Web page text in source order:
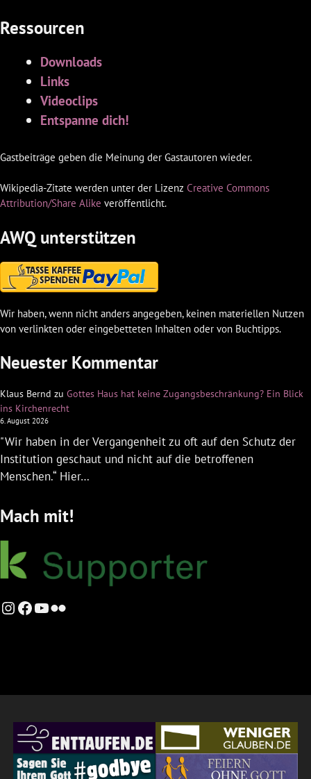
Ressourcen
Downloads
Links
Videoclips
Entspanne dich!
Gastbeiträge geben die Meinung der Gastautoren wieder.
Wikipedia-Zitate werden unter der Lizenz Creative Commons
Attribution/Share Alike veröffentlicht.
AWQ unterstützen
Wir haben, wenn nicht anders angegeben, keinen materiellen Nutzen
von verlinkten oder eingebetteten Inhalten oder von Buchtipps.
Neuester Kommentar
Klaus Bernd zu Gottes Haus hat keine Zugangsbeschränkung? Ein Blick
ins Kirchenrecht
6. August 2026
"Wir haben in der Vergangenheit zu oft auf den Schutz der
Institution geschaut und nicht auf die betroffenen
Menschen.“ Hier…
Mach mit!
Instagram
Facebook
YouTube
Flickr